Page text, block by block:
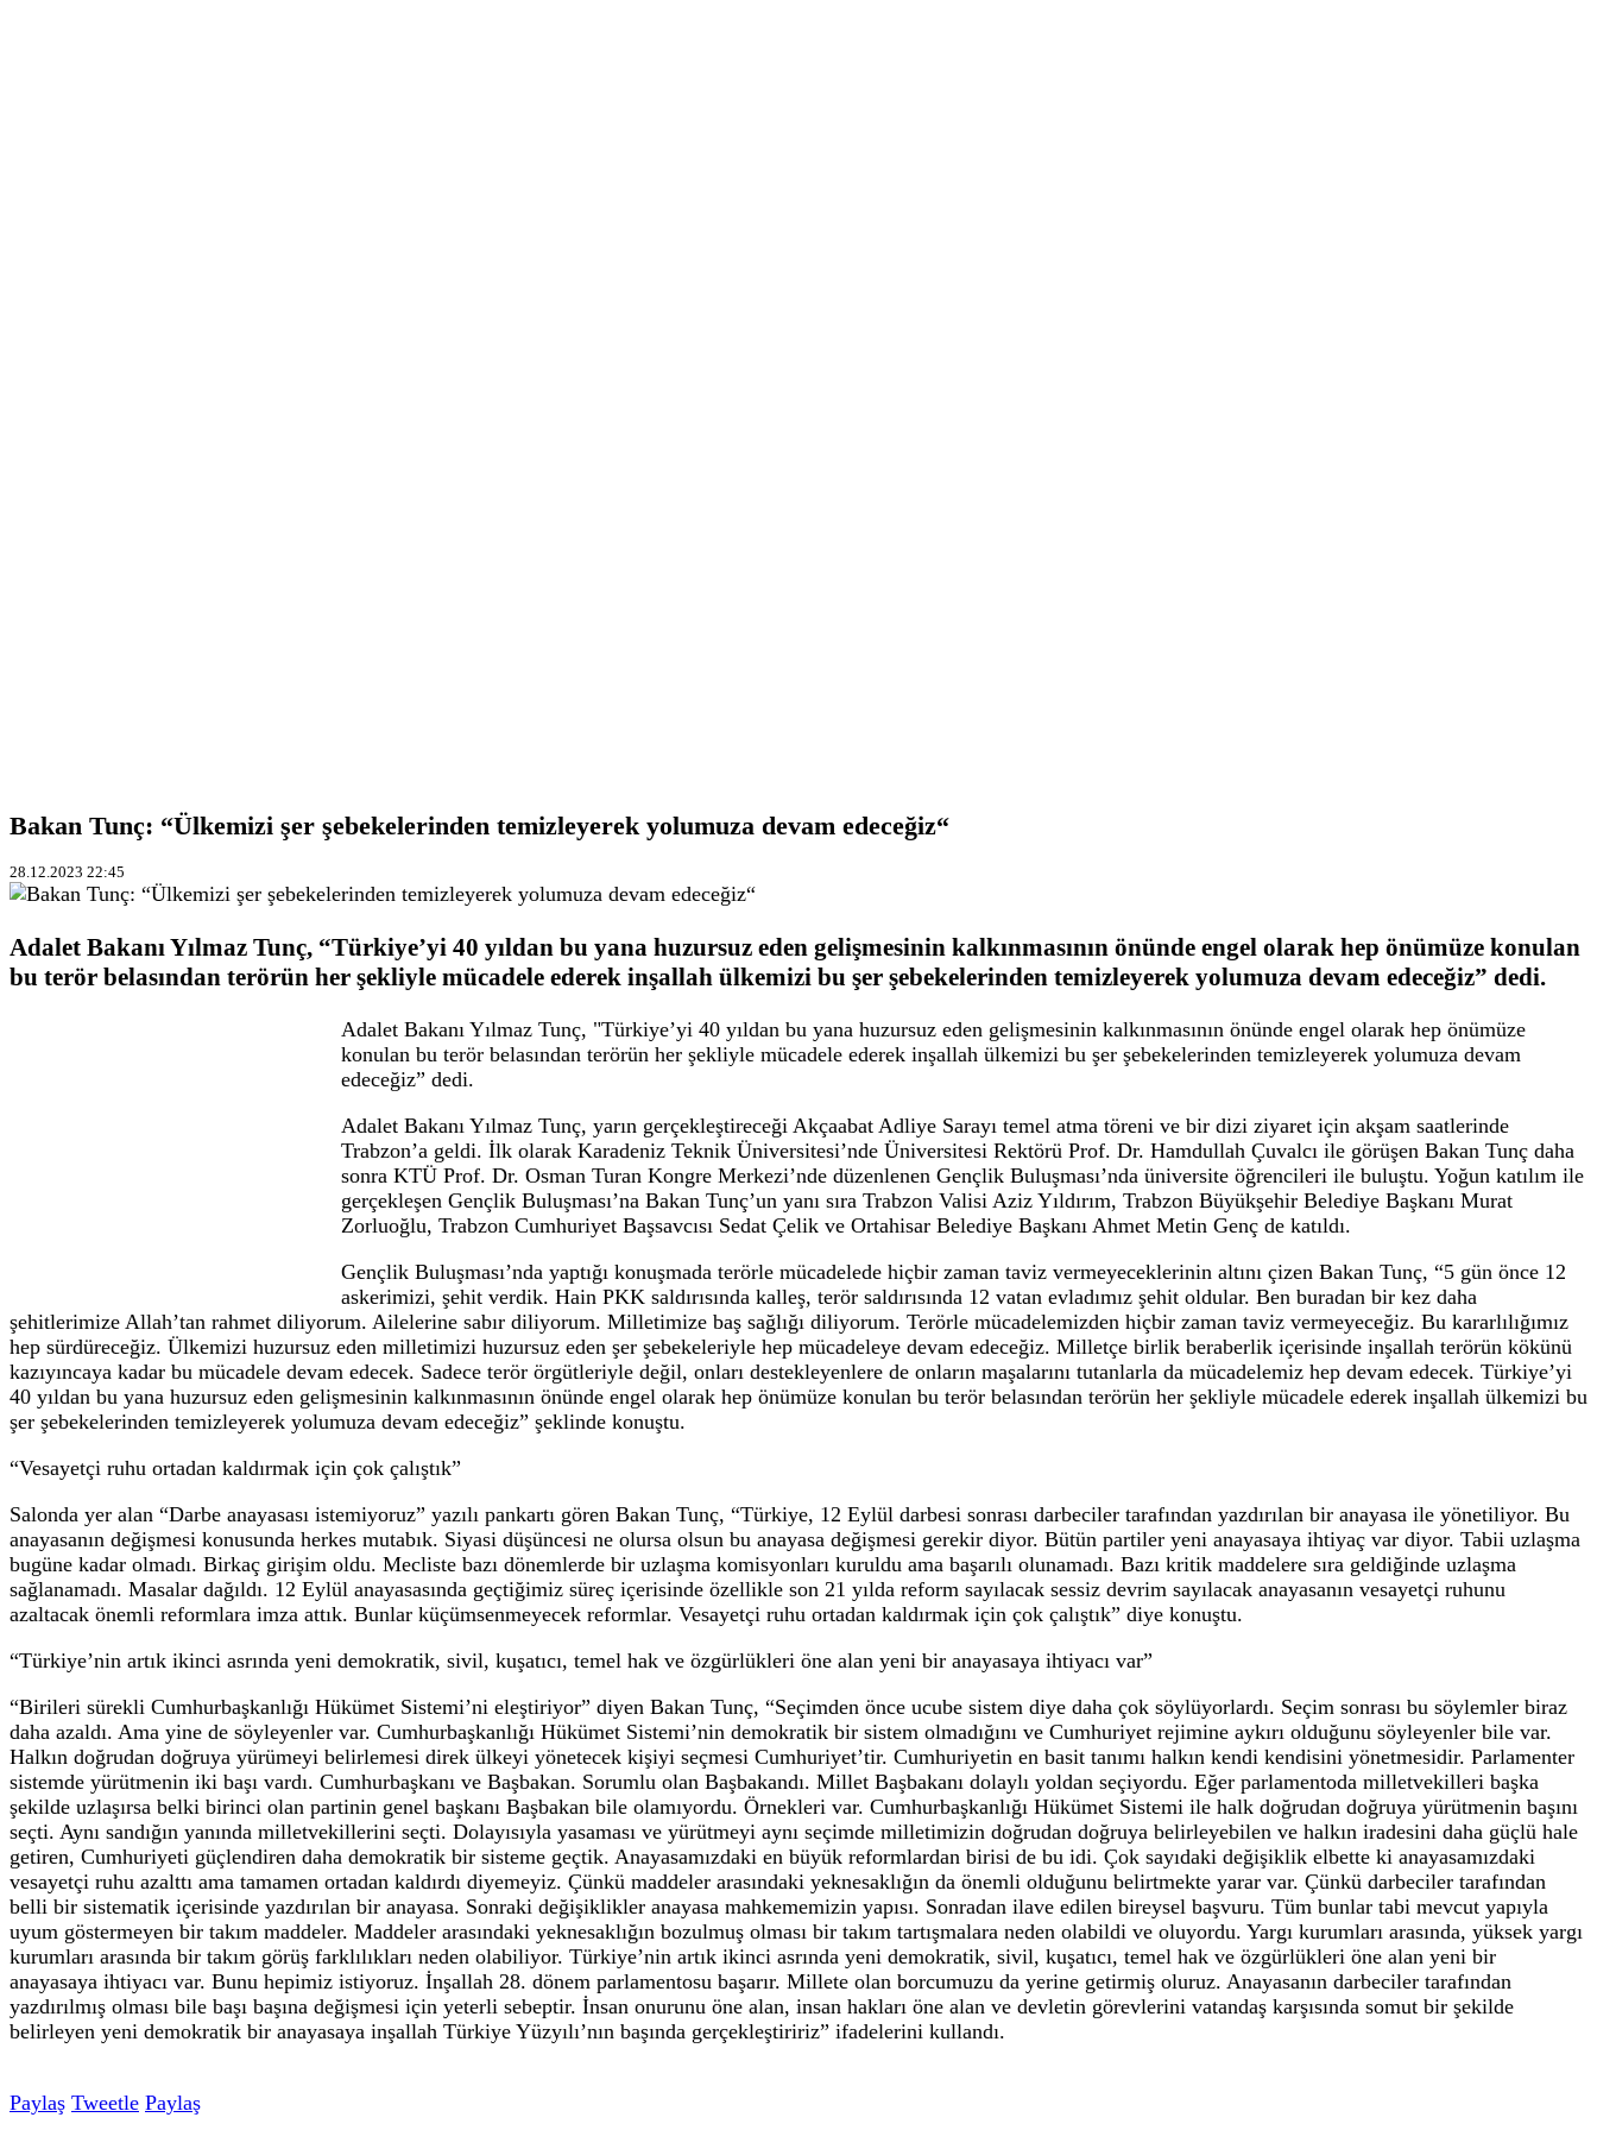
Bakan Tunç: “Ülkemizi şer şebekelerinden temizleyerek yolumuza devam edeceğiz“
Adalet Bakanı Yılmaz Tunç, “Türkiye’yi 40 yıldan bu yana huzursuz eden gelişmesinin kalkınmasının önünde engel olarak hep
bu terör belasından terörün her şekliyle mücadele ederek inşallah ülkemizi bu şer şebekelerinden temizleyerek yolumuza devam
Adalet Bakanı Yılmaz Tunç, "Türkiye’yi 40 yıldan bu yana huzursuz eden gelişmesinin kalkınmasının önünde engel olarak
konulan bu terör belasından terörün her şekliyle mücadele ederek inşallah ülkemizi bu şer şebekelerinden temizleyerek
edeceğiz” dedi.
Adalet Bakanı Yılmaz Tunç, yarın gerçekleştireceği Akçaabat Adliye Sarayı temel atma töreni ve bir dizi ziyaret için akşam
Trabzon’a geldi. İlk olarak Karadeniz Teknik Üniversitesi’nde Üniversitesi Rektörü Prof. Dr. Hamdullah Çuvalcı ile görüşen
sonra KTÜ Prof. Dr. Osman Turan Kongre Merkezi’nde düzenlenen Gençlik Buluşması’nda üniversite öğrencileri ile buluştu.
gerçekleşen Gençlik Buluşması’na Bakan Tunç’un yanı sıra Trabzon Valisi Aziz Yıldırım, Trabzon Büyükşehir Belediye
Zorluoğlu, Trabzon Cumhuriyet Başsavcısı Sedat Çelik ve Ortahisar Belediye Başkanı Ahmet Metin Genç de katıldı.
Gençlik Buluşması’nda yaptığı konuşmada terörle mücadelede hiçbir zaman taviz vermeyeceklerinin altını çizen Bakan Tunç,
askerimizi, şehit verdik. Hain PKK saldırısında kalleş, terör saldırısında 12 vatan evladımız şehit oldular. Ben buradan bir kez
şehitlerimize Allah’tan rahmet diliyorum. Ailelerine sabır diliyorum. Milletimize baş sağlığı diliyorum. Terörle mücadelemizden hiçbir zaman taviz vermeyeceğiz. Bu
hep sürdüreceğiz. Ülkemizi huzursuz eden milletimizi huzursuz eden şer şebekeleriyle hep mücadeleye devam edeceğiz. Milletçe birlik beraberlik içerisinde
kazıyıncaya kadar bu mücadele devam edecek. Sadece terör örgütleriyle değil, onları destekleyenlere de onların maşalarını tutanlarla da mücadelemiz hep devam
40 yıldan bu yana huzursuz eden gelişmesinin kalkınmasının önünde engel olarak hep önümüze konulan bu terör belasından terörün her şekliyle mücadele ederek
şer şebekelerinden temizleyerek yolumuza devam edeceğiz” şeklinde konuştu.
“Vesayetçi ruhu ortadan kaldırmak için çok çalıştık”
Salonda yer alan “Darbe anayasası istemiyoruz” yazılı pankartı gören Bakan Tunç, “Türkiye, 12 Eylül darbesi sonrası darbeciler tarafından yazdırılan bir anayasa
anayasanın değişmesi konusunda herkes mutabık. Siyasi düşüncesi ne olursa olsun bu anayasa değişmesi gerekir diyor. Bütün partiler yeni anayasaya ihtiyaç var
bugüne kadar olmadı. Birkaç girişim oldu. Mecliste bazı dönemlerde bir uzlaşma komisyonları kuruldu ama başarılı olunamadı. Bazı kritik maddelere sıra
sağlanamadı. Masalar dağıldı. 12 Eylül anayasasında geçtiğimiz süreç içerisinde özellikle son 21 yılda reform sayılacak sessiz devrim sayılacak anayasanın
azaltacak önemli reformlara imza attık. Bunlar küçümsenmeyecek reformlar. Vesayetçi ruhu ortadan kaldırmak için çok çalıştık” diye konuştu.